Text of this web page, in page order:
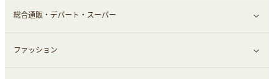
総合通販・デパート・スーパー
すべて見る
ファッション